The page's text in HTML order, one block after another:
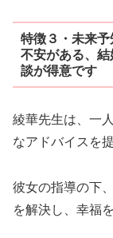
特徴３・未来
不安がある、
談が得意です
綾華先生は、一
なアドバイスを
彼女の指導の下
を解決し、幸福